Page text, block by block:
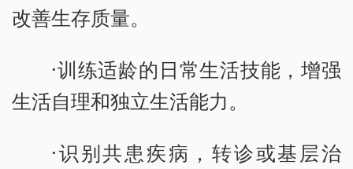
改善生存质量。
·训练适龄的日常生活技能，增强
生活自理和独立生活能力。
·识别共患疾病，转诊或基层治